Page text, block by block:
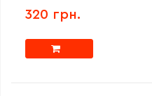
320 грн.